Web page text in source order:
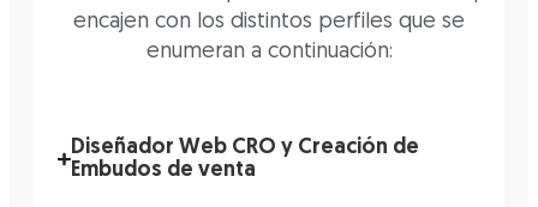
encajen con los distintos perfiles que se
enumeran a continuación:
Diseñador Web CRO y Creación de
Embudos de venta